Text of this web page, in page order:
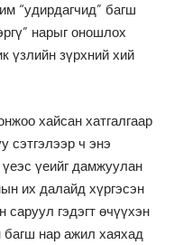
“удирдагчид” багш
нарыг оношлох
үзлийн зүрхний хий
хайсан хатгалгаар
сэтгэлээр ч энэ
үеийг дамжуулан
их далайд хүргэсэн
саруул гэдэгт өчүүхэн
багш нар ажил хаяхад